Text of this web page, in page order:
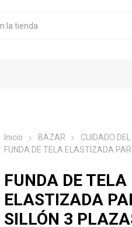
Inicio BAZAR
CUIDADO
FUNDA DE TELA ELASTIZADA
FUNDA DE TELA
ELASTIZADA
SILLÓN 3